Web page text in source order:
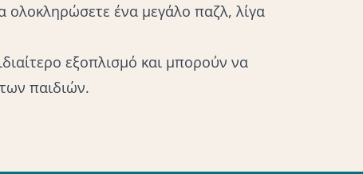
ολοκληρώσετε ένα μεγάλο παζλ, λίγα
εξοπλισμό και μπορούν να
παιδιών.